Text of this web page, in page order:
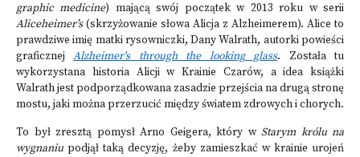
graphic medicine) mającą swój początek w 2013 roku w serii
Aliceheimer’s(skrzyżowanie słowa Alicja z Alzheimerem). Alice to
prawdziwe imię matki rysowniczki, Dany Walrath, autorki powieści
graficznejAlzheimer's through the looking glass. Została tu
wykorzystana historia Alicji w Krainie Czarów, a idea książki
Walrath jest podporządkowana zasadzie przejścia na drugą stronę
mostu, jaki można przerzucić między światem zdrowych i chorych.
To był zresztą pomysł Arno Geigera, który w Starym królu na
wygnaniu podjął taką decyzję, żeby zamieszkać w krainie urojeń